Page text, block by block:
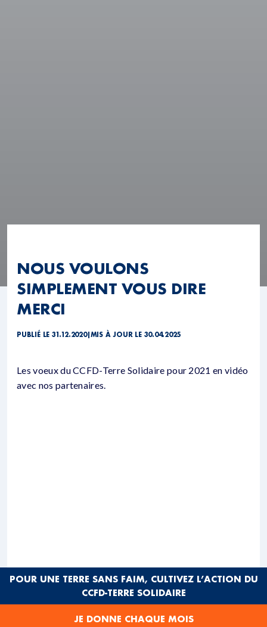
NOUS VOULONS
SIMPLEMENT VOUS DIRE
MERCI
PUBLIÉ LE 31.12.2020| MIS À JOUR LE 30.04.2025
Les voeux du CCFD-Terre Solidaire pour 2021 en vidéo
avec nos partenaires.
POUR UNE TERRE SANS FAIM, CULTIVEZ L’ACTION DU
CCFD-TERRE SOLIDAIRE
JE DONNE CHAQUE MOIS